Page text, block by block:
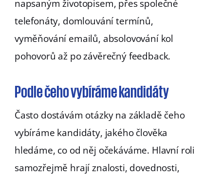
napsaným životopisem, přes společné
telefonáty, domlouvání termínů,
vyměňování emailů, absolovování kol
pohovorů až po závěrečný feedback.
Podle čeho vybíráme kandidáty
Často dostávám otázky na základě čeho
vybíráme kandidáty, jakého člověka
hledáme, co od něj očekáváme. Hlavní roli
samozřejmě hrají znalosti, dovednosti,